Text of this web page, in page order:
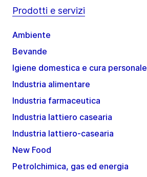
Prodotti e servizi
Ambiente
Bevande
Igiene domestica e cura personale
Industria alimentare
Industria farmaceutica
Industria lattiero casearia
Industria lattiero-casearia
New Food
Petrolchimica, gas ed energia